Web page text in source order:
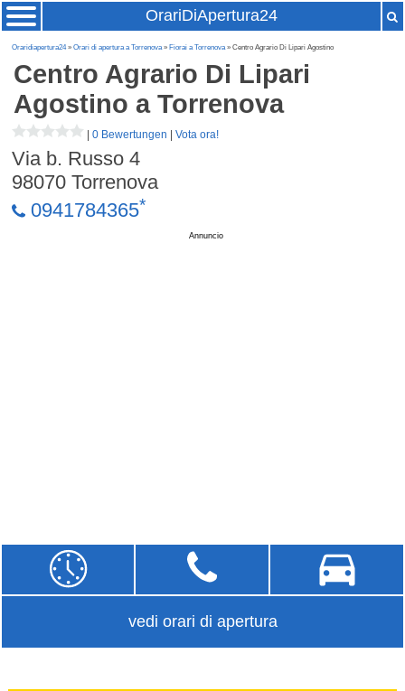
OrariDiApertura24
Oraridiapertura24»Orari di apertura a Torrenova» Fiorai a Torrenova» Centro Agrario Di Lipari Agostino
Centro Agrario Di Lipari
Agostino a Torrenova
|0 Bewertungen |Vota ora!
Via b. Russo 4
98070 Torrenova
0941784365*
Annuncio
vedi orari di apertura